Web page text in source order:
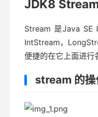
JDK8
Stream 是Java
IntStream，
便捷的在它上面进行
stream 的操